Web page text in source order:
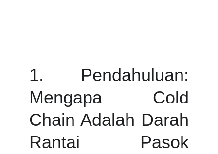
1. Pendahuluan:
Mengapa Cold
Chain Adalah Darah
Rantai Pasok